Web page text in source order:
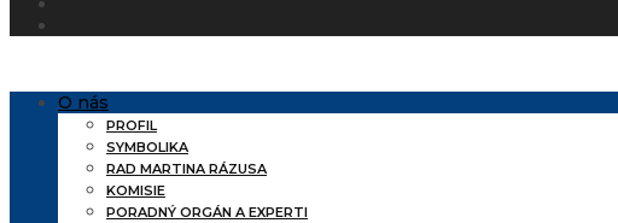
O nás
PROFIL
SYMBOLIKA
RAD MARTINA RÁZUSA
KOMISIE
PORADNÝ ORGÁN A EXPERTI